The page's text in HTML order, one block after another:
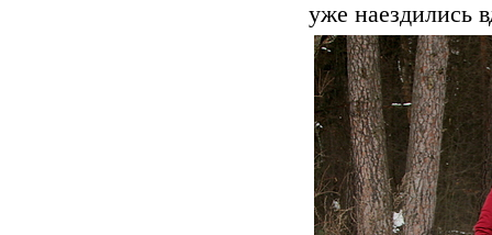
уже наездились